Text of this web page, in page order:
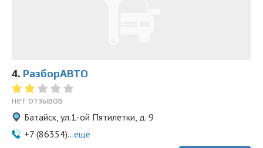
4. РазборАВТО
нет отзывов
Батайск, ул.1-ой Пятилетки, д. 9
+7 (86354)...ещё